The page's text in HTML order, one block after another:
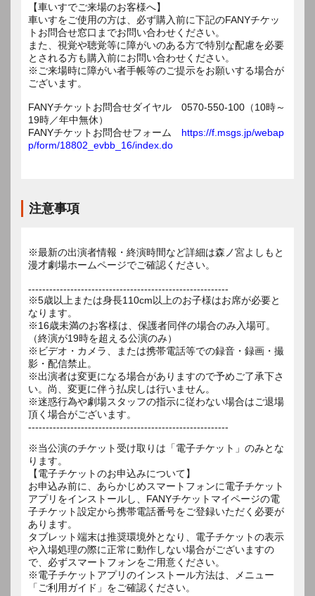
【車いすでご来場のお客様へ】
車いすをご使用の方は、必ず購入前に下記のFANYチケッ
トお問合せ窓口までお問い合わせください。
また、視覚や聴覚等に障がいのある方で特別な配慮を必要
とされる方も購入前にお問い合わせください。
※ご来場時に障がい者手帳等のご提示をお願いする場合が
ございます。
FANYチケットお問合せダイヤル 0570-550-100（10時～
19時／年中無休）
FANYチケットお問合せフォーム https://f.msgs.jp/webap
p/form/18802_evbb_16/index.do
注意事項
※最新の出演者情報・終演時間など詳細は森ノ宮よしもと
漫才劇場ホームページでご確認ください。
---------------------------------------------------------
※5歳以上または身長110cm以上のお子様はお席が必要と
なります。
※16歳未満のお客様は、保護者同伴の場合のみ入場可。
（終演が19時を超える公演のみ）
※ビデオ・カメラ、または携帯電話等での録音・録画・撮
影・配信禁止。
※出演者は変更になる場合がありますので予めご了承下さ
い。尚、変更に伴う払戻しは行いません。
※迷惑行為や劇場スタッフの指示に従わない場合はご退場
頂く場合がございます。
---------------------------------------------------------
※当公演のチケット受け取りは「電子チケット」のみとな
ります。
【電子チケットのお申込みについて】
お申込み前に、あらかじめスマートフォンに電子チケット
アプリをインストールし、FANYチケットマイページの電
子チケット設定から携帯電話番号をご登録いただく必要が
あります。
タブレット端末は推奨環境外となり、電子チケットの表示
や入場処理の際に正常に動作しない場合がございますの
で、必ずスマートフォンをご用意ください。
※電子チケットアプリのインストール方法は、メニュー
「ご利用ガイド」をご確認ください。